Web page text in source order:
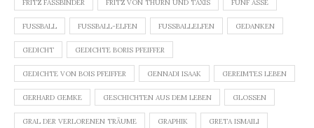
FRITZ FASSBINDER FRITZ VON THURN UND TAXIS FÜNF ASSE
FUSSBALL FUSSBALL-ELFEN FUSSBALLELFEN GEDANKEN
GEDICHT GEDICHTE BORIS PFEIFFER
GEDICHTE VON BOIS PFEIFFER GENNADI ISAAK GEREIMTES LEBEN
GERHARD GEMKE GESCHICHTEN AUS DEM LEBEN GLOSSEN
GRAL DER VERLORENEN TRÄUME GRAPHIK GRETA ISMAILI